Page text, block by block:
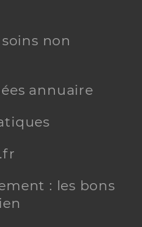
non
annuaire
: les bons